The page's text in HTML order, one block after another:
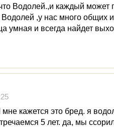
Водолей.,и каждый может
,у нас много общих
умная и всегда найдет
кажется это бред. я
5 лет. да, мы